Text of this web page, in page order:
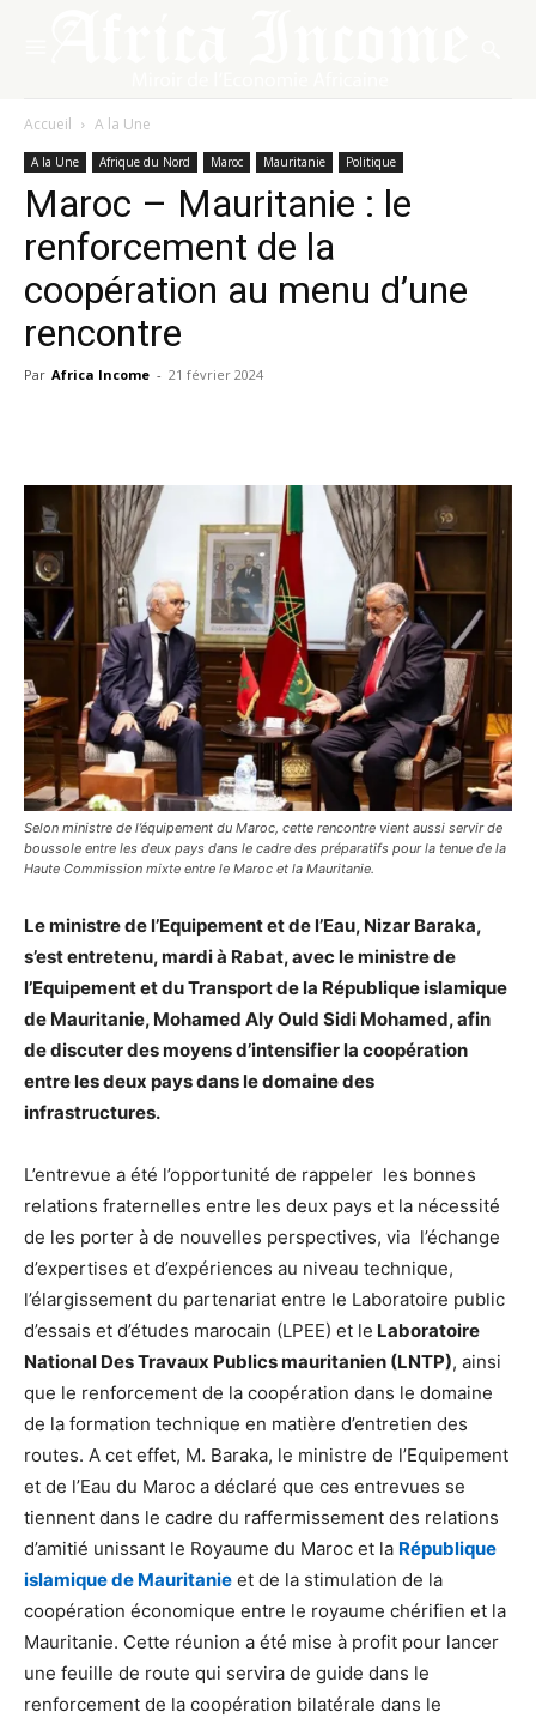
Accueil A la Une
A la Une Afrique du Nord Maroc Mauritanie Politique
Maroc – Mauritanie : le
renforcement de la
coopération au menu d’une
rencontre
Par Africa Income - 21 février 2024
Selon ministre de l’équipement du Maroc, cette rencontre vient aussi servir de
boussole entre les deux pays dans le cadre des préparatifs pour la tenue de la
Haute Commission mixte entre le Maroc et la Mauritanie.
Le ministre de l’Equipement et de l’Eau, Nizar Baraka,
s’est entretenu, mardi à Rabat, avec le ministre de
l’Equipement et du Transport de la République islamique
de Mauritanie, Mohamed Aly Ould Sidi Mohamed, afin
de discuter des moyens d’intensifier la coopération
entre les deux pays dans le domaine des
infrastructures.
L’entrevue a été l’opportunité de rappeler les bonnes
relations fraternelles entre les deux pays et la nécessité
de les porter à de nouvelles perspectives, via l’échange
d’expertises et d’expériences au niveau technique,
l’élargissement du partenariat entre le Laboratoire public
d’essais et d’études marocain (LPEE) et le Laboratoire
National Des Travaux Publics mauritanien (LNTP), ainsi
que le renforcement de la coopération dans le domaine
de la formation technique en matière d’entretien des
routes. A cet effet, M. Baraka, le ministre de l’Equipement
et de l’Eau du Maroc a déclaré que ces entrevues se
tiennent dans le cadre du raffermissement des relations
d’amitié unissant le Royaume du Maroc et la République
islamique de Mauritanie et de la stimulation de la
coopération économique entre le royaume chérifien et la
Mauritanie. Cette réunion a été mise à profit pour lancer
une feuille de route qui servira de guide dans le
renforcement de la coopération bilatérale dans le